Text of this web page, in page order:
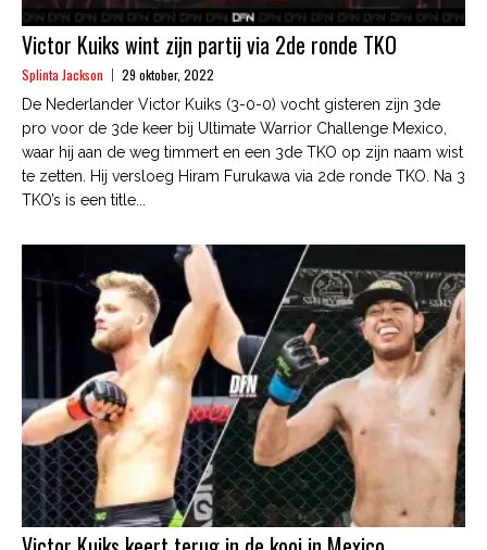
Victor Kuiks wint zijn partij via 2de ronde TKO
Splinta Jackson 29 oktober, 2022
De Nederlander Victor Kuiks (3-0-0) vocht gisteren zijn 3de
pro voor de 3de keer bij Ultimate Warrior Challenge Mexico,
waar hij aan de weg timmert en een 3de TKO op zijn naam wist
te zetten. Hij versloeg Hiram Furukawa via 2de ronde TKO. Na 3
TKO’s is een title...